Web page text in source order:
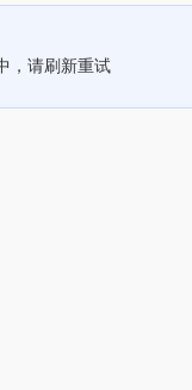
，请刷新重试